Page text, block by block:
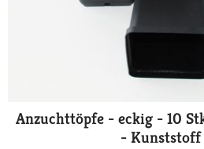
Anzuchttöpfe - eckig - 10
- Kunststoff